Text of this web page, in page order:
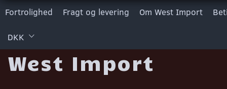
Fortrolighed Fragt og levering Om West Import
DKK
West Import